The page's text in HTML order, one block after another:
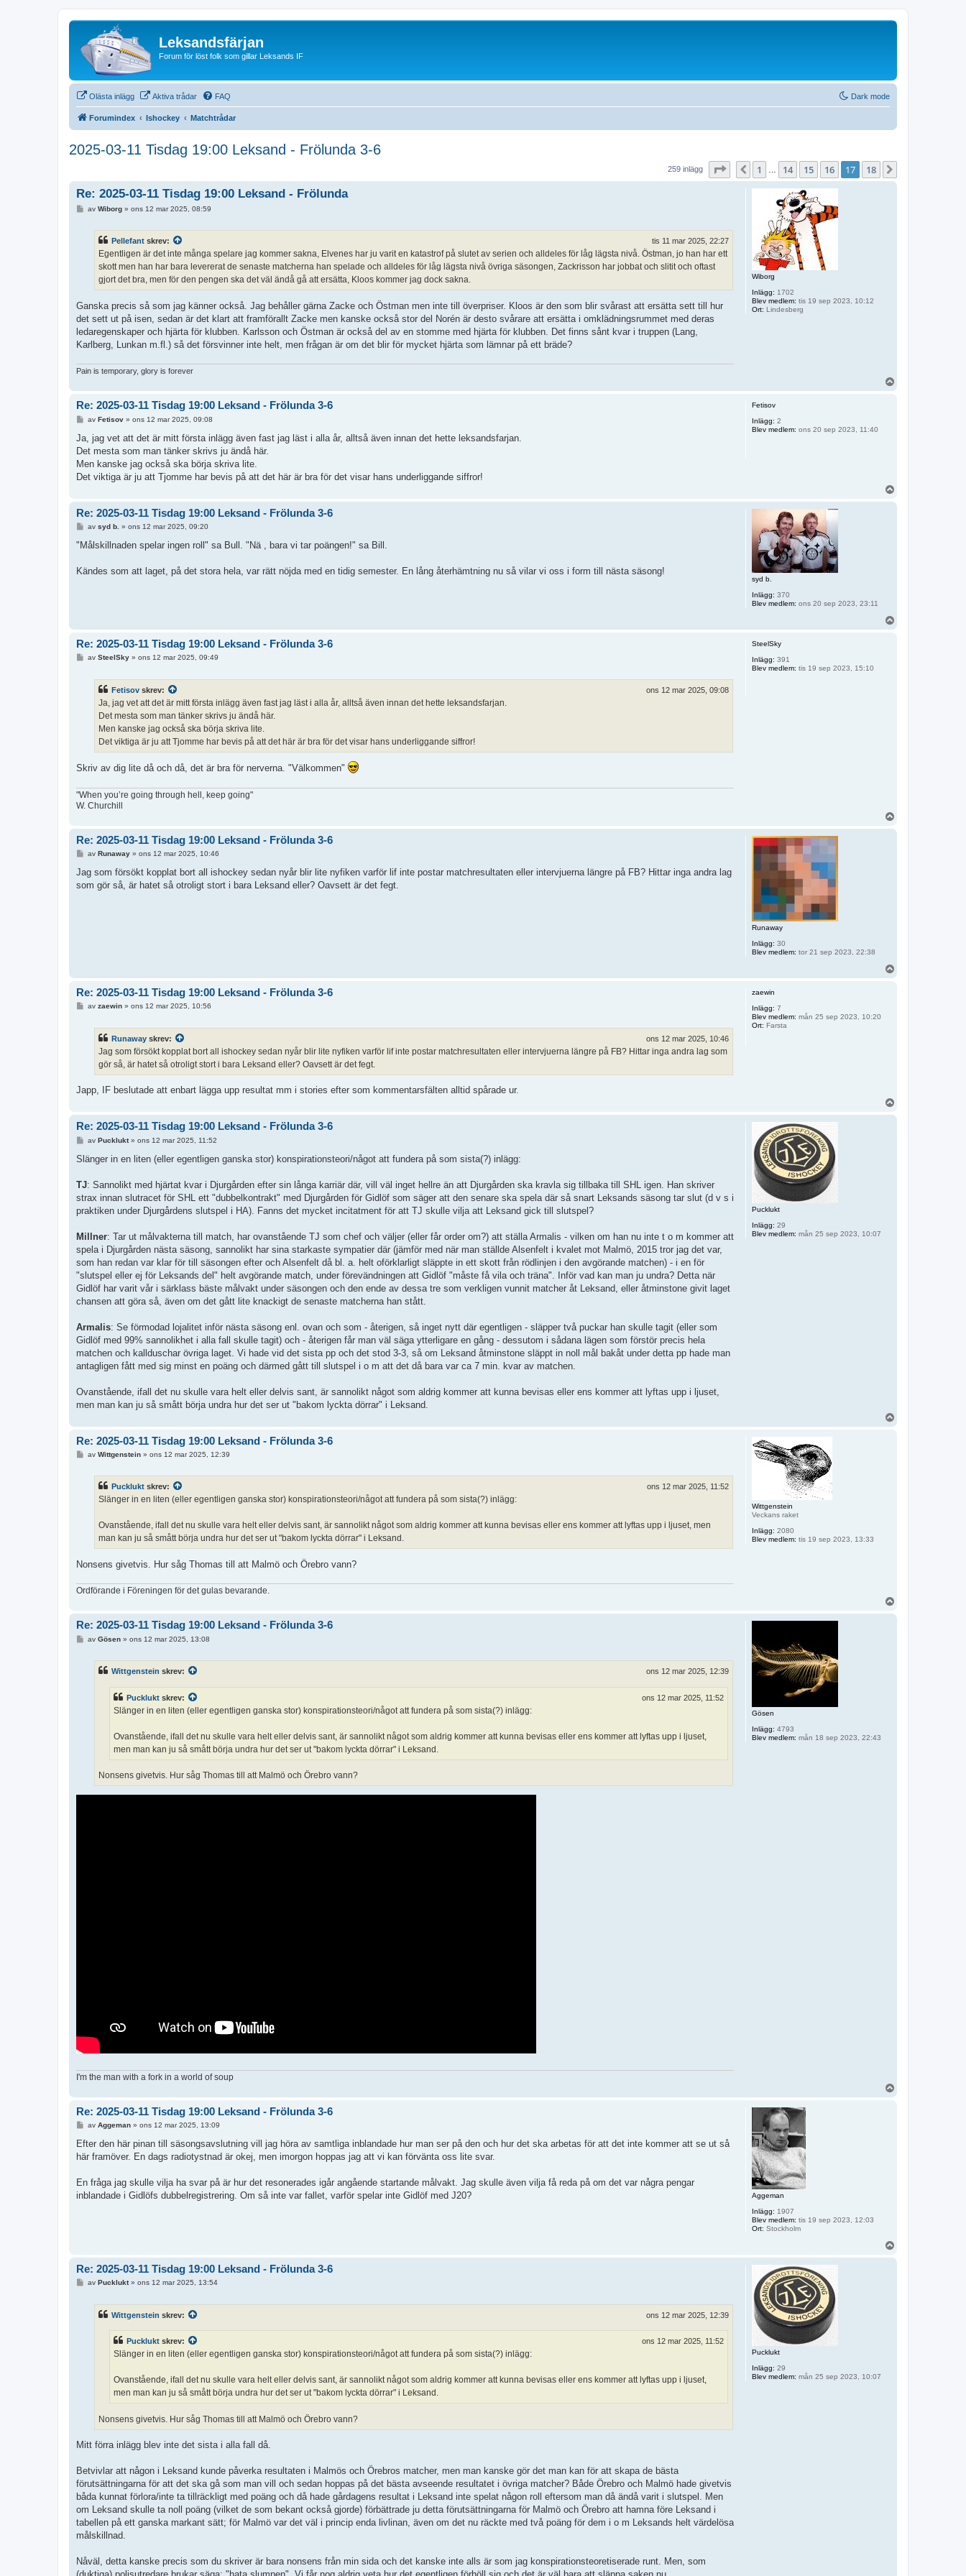
Leksandsfärjan
Forum för löst folk som gillar Leksands IF
Dark mode
Olästa inlägg Aktiva trådar FAQ
Forumindex Ishockey Matchtrådar
2025-03-11 Tisdag 19:00 Leksand - Frölunda 3-6
259 inlägg Sida 17av18
Föregående
1 14 15 16 17 18
Wiborg
Inlägg: 1702
Blev medlem: tis 19 sep 2023, 10:12
Ort: Lindesberg
Re: 2025-03-11 Tisdag 19:00 Leksand - Frölunda
av Wiborg» ons 12 mar 2025, 08:59
Pellefant skrev: tis 11 mar 2025, 22:27
Egentligen är det inte många spelare jag kommer sakna, Elvenes har ju varit en katastrof på slutet av serien och alldeles för låg lägsta nivå. Östman, jo han har ett
skott men han har bara levererat de senaste matcherna han spelade och alldeles för låg lägsta nivå övriga säsongen, Zackrisson har jobbat och slitit och oftast
gjort det bra, men för den pengen ska det väl ändå gå att ersätta, Kloos kommer jag dock sakna.
Ganska precis så som jag känner också. Jag behåller gärna Zacke och Östman men inte till överpriser. Kloos är den som blir svårast att ersätta sett till hur
det sett ut på isen, sedan är det klart att framförallt Zacke men kanske också stor del Norén är desto svårare att ersätta i omklädningsrummet med deras
ledaregenskaper och hjärta för klubben. Karlsson och Östman är också del av en stomme med hjärta för klubben. Det finns sånt kvar i truppen (Lang,
Karlberg, Lunkan m.fl.) så det försvinner inte helt, men frågan är om det blir för mycket hjärta som lämnar på ett bräde?
Pain is temporary, glory is forever
Fetisov
Inlägg: 2
Blev medlem: ons 20 sep 2023, 11:40
Re: 2025-03-11 Tisdag 19:00 Leksand - Frölunda 3-6
l
ä
g
g
av Fetisov» ons 12 mar 2025, 09:08
Ja, jag vet att det är mitt första inlägg även fast jag läst i alla år, alltså även innan det hette leksandsfarjan.
Det mesta som man tänker skrivs ju ändå här.
Men kanske jag också ska börja skriva lite.
Det viktiga är ju att Tjomme har bevis på att det här är bra för det visar hans underliggande siffror!
syd b.
Inlägg: 370
Blev medlem: ons 20 sep 2023, 23:11
Re: 2025-03-11 Tisdag 19:00 Leksand - Frölunda 3-6
l
g
av syd b. » ons 12 mar 2025, 09:20
"Målskillnaden spelar ingen roll" sa Bull. "Nä , bara vi tar poängen!" sa Bill.
Kändes som att laget, på det stora hela, var rätt nöjda med en tidig semester. En lång återhämtning nu så vilar vi oss i form till nästa säsong!
SteelSky
Inlägg: 391
Blev medlem: tis 19 sep 2023, 15:10
Re: 2025-03-11 Tisdag 19:00 Leksand - Frölunda 3-6
av SteelSky» ons 12 mar 2025, 09:49
Fetisov skrev: ons 12 mar 2025, 09:08
Ja, jag vet att det är mitt första inlägg även fast jag läst i alla år, alltså även innan det hette leksandsfarjan.
Det mesta som man tänker skrivs ju ändå här.
Men kanske jag också ska börja skriva lite.
Det viktiga är ju att Tjomme har bevis på att det här är bra för det visar hans underliggande siffror!
Skriv av dig lite då och då, det är bra för nerverna. "Välkommen"
"When you’re going through hell, keep going"
W. Churchill
Runaway
Inlägg: 30
Blev medlem: tor 21 sep 2023, 22:38
Re: 2025-03-11 Tisdag 19:00 Leksand - Frölunda 3-6
l
ä
g
av Runaway» ons 12 mar 2025, 10:46
Jag som försökt kopplat bort all ishockey sedan nyår blir lite nyfiken varför lif inte postar matchresultaten eller intervjuerna längre på FB? Hittar inga andra lag
som gör så, är hatet så otroligt stort i bara Leksand eller? Oavsett är det fegt.
zaewin
Inlägg: 7
Blev medlem: mån 25 sep 2023, 10:20
Ort: Farsta
Re: 2025-03-11 Tisdag 19:00 Leksand - Frölunda 3-6
av zaewin» ons 12 mar 2025, 10:56
Runaway skrev: ons 12 mar 2025, 10:46
Jag som försökt kopplat bort all ishockey sedan nyår blir lite nyfiken varför lif inte postar matchresultaten eller intervjuerna längre på FB? Hittar inga andra lag som
gör så, är hatet så otroligt stort i bara Leksand eller? Oavsett är det fegt.
Japp, IF beslutade att enbart lägga upp resultat mm i stories efter som kommentarsfälten alltid spårade ur.
Pucklukt
Inlägg: 29
Blev medlem: mån 25 sep 2023, 10:07
Re: 2025-03-11 Tisdag 19:00 Leksand - Frölunda 3-6
l
g
av Pucklukt» ons 12 mar 2025, 11:52
Slänger in en liten (eller egentligen ganska stor) konspirationsteori/något att fundera på som sista(?) inlägg:
TJ: Sannolikt med hjärtat kvar i Djurgården efter sin långa karriär där, vill väl inget hellre än att Djurgården ska kravla sig tillbaka till SHL igen. Han skriver
strax innan slutracet för SHL ett "dubbelkontrakt" med Djurgården för Gidlöf som säger att den senare ska spela där så snart Leksands säsong tar slut (d v s i
praktiken under Djurgårdens slutspel i HA). Fanns det mycket incitatment för att TJ skulle vilja att Leksand gick till slutspel?
Millner: Tar ut målvakterna till match, har ovanstående TJ som chef och väljer (eller får order om?) att ställa Armalis - vilken om han nu inte t o m kommer att
spela i Djurgården nästa säsong, sannolikt har sina starkaste sympatier där (jämför med när man ställde Alsenfelt i kvalet mot Malmö, 2015 tror jag det var,
som han redan var klar för till säsongen efter och Alsenfelt då bl. a. helt oförklarligt släppte in ett skott från rödlinjen i den avgörande matchen) - i en för
"slutspel eller ej för Leksands del" helt avgörande match, under förevändningen att Gidlöf "måste få vila och träna". Inför vad kan man ju undra? Detta när
Gidlöf har varit vår i särklass bäste målvakt under säsongen och den ende av dessa tre som verkligen vunnit matcher åt Leksand, eller åtminstone givit laget
chansen att göra så, även om det gått lite knackigt de senaste matcherna han stått.
Armalis: Se förmodad lojalitet inför nästa säsong enl. ovan och som - återigen, så inget nytt där egentligen - släpper två puckar han skulle tagit (eller som
Gidlöf med 99% sannolikhet i alla fall skulle tagit) och - återigen får man väl säga ytterligare en gång - dessutom i sådana lägen som förstör precis hela
matchen och kallduschar övriga laget. Vi hade vid det sista pp och det stod 3-3, så om Leksand åtminstone släppt in noll mål bakåt under detta pp hade man
antagligen fått med sig minst en poäng och därmed gått till slutspel i o m att det då bara var ca 7 min. kvar av matchen.
Ovanstående, ifall det nu skulle vara helt eller delvis sant, är sannolikt något som aldrig kommer att kunna bevisas eller ens kommer att lyftas upp i ljuset,
men man kan ju så smått börja undra hur det ser ut "bakom lyckta dörrar" i Leksand.
Wittgenstein
Veckans raket
Inlägg: 2080
Blev medlem: tis 19 sep 2023, 13:33
Re: 2025-03-11 Tisdag 19:00 Leksand - Frölunda 3-6
av Wittgenstein» ons 12 mar 2025, 12:39
Pucklukt skrev: ons 12 mar 2025, 11:52
Slänger in en liten (eller egentligen ganska stor) konspirationsteori/något att fundera på som sista(?) inlägg:
Ovanstående, ifall det nu skulle vara helt eller delvis sant, är sannolikt något som aldrig kommer att kunna bevisas eller ens kommer att lyftas upp i ljuset, men
man kan ju så smått börja undra hur det ser ut "bakom lyckta dörrar" i Leksand.
Nonsens givetvis. Hur såg Thomas till att Malmö och Örebro vann?
Ordförande i Föreningen för det gulas bevarande.
Gösen
Inlägg: 4793
Blev medlem: mån 18 sep 2023, 22:43
Re: 2025-03-11 Tisdag 19:00 Leksand - Frölunda 3-6
av Gösen» ons 12 mar 2025, 13:08
Wittgenstein skrev: ons 12 mar 2025, 12:39
Pucklukt skrev: ons 12 mar 2025, 11:52
Slänger in en liten (eller egentligen ganska stor) konspirationsteori/något att fundera på som sista(?) inlägg:
Ovanstående, ifall det nu skulle vara helt eller delvis sant, är sannolikt något som aldrig kommer att kunna bevisas eller ens kommer att lyftas upp i ljuset,
men man kan ju så smått börja undra hur det ser ut "bakom lyckta dörrar" i Leksand.
Nonsens givetvis. Hur såg Thomas till att Malmö och Örebro vann?
I'm the man with a fork in a world of soup
Aggeman
Inlägg: 1907
Blev medlem: tis 19 sep 2023, 12:03
Ort: Stockholm
Re: 2025-03-11 Tisdag 19:00 Leksand - Frölunda 3-6
l
g
av Aggeman» ons 12 mar 2025, 13:09
Efter den här pinan till säsongsavslutning vill jag höra av samtliga inblandade hur man ser på den och hur det ska arbetas för att det inte kommer att se ut så
här framöver. En dags radiotystnad är okej, men imorgon hoppas jag att vi kan förvänta oss lite svar.
En fråga jag skulle vilja ha svar på är hur det resonerades igår angående startande målvakt. Jag skulle även vilja få reda på om det var några pengar
inblandade i Gidlöfs dubbelregistrering. Om så inte var fallet, varför spelar inte Gidlöf med J20?
Pucklukt
Inlägg: 29
Blev medlem: mån 25 sep 2023, 10:07
Re: 2025-03-11 Tisdag 19:00 Leksand - Frölunda 3-6
av Pucklukt» ons 12 mar 2025, 13:54
Wittgenstein skrev: ons 12 mar 2025, 12:39
Pucklukt skrev: ons 12 mar 2025, 11:52
Slänger in en liten (eller egentligen ganska stor) konspirationsteori/något att fundera på som sista(?) inlägg:
Ovanstående, ifall det nu skulle vara helt eller delvis sant, är sannolikt något som aldrig kommer att kunna bevisas eller ens kommer att lyftas upp i ljuset,
men man kan ju så smått börja undra hur det ser ut "bakom lyckta dörrar" i Leksand.
Nonsens givetvis. Hur såg Thomas till att Malmö och Örebro vann?
Mitt förra inlägg blev inte det sista i alla fall då.
Betvivlar att någon i Leksand kunde påverka resultaten i Malmös och Örebros matcher, men man kanske gör det man kan för att skapa de bästa
förutsättningarna för att det ska gå som man vill och sedan hoppas på det bästa avseende resultatet i övriga matcher? Både Örebro och Malmö hade givetvis
båda kunnat förlora/inte ta tillräckligt med poäng och då hade gårdagens resultat i Leksand inte spelat någon roll eftersom man då ändå varit i slutspel. Men
om Leksand skulle ta noll poäng (vilket de som bekant också gjorde) förbättrade ju detta förutsättningarna för Malmö och Örebro att hamna före Leksand i
tabellen på ett ganska markant sätt; för Malmö var det väl i princip enda livlinan, även om det nu räckte med två poäng för dem i o m Leksands helt värdelösa
målskillnad.
Nåväl, detta kanske precis som du skriver är bara nonsens från min sida och det kanske inte alls är som jag konspirationsteoretiserade runt. Men, som